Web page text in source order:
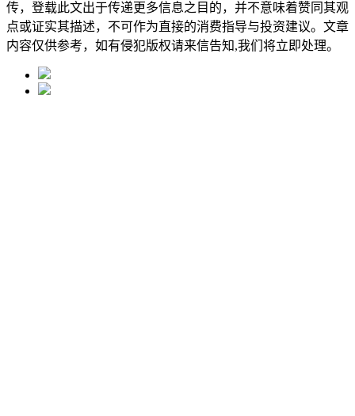
传，登载此文出于传递更多信息之目的，并不意味着赞同其观
点或证实其描述，不可作为直接的消费指导与投资建议。文章
内容仅供参考，如有侵犯版权请来信告知,我们将立即处理。